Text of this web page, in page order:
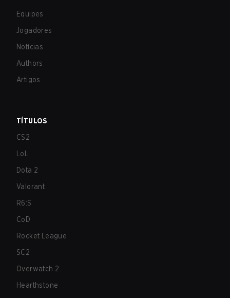
Equipes
Jogadores
Notícias
Authors
Artigos
TÍTULOS
CS2
LoL
Dota 2
Valorant
R6:S
CoD
Rocket League
SC2
Overwatch 2
Hearthstone